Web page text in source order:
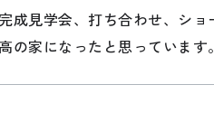
成見学会、打ち合わせ、シ
の家になったと思っています。